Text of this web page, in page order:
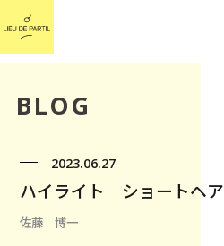
BLOG
2023.06.27
ハイライト ショートヘア
佐藤 博一